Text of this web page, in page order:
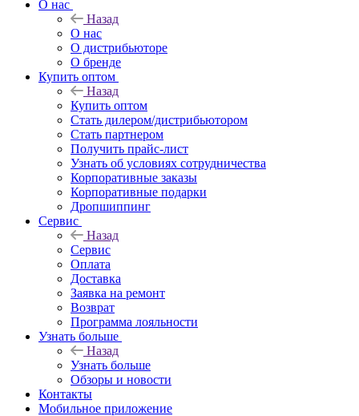
О нас
Назад
О нас
О дистрибьюторе
О бренде
Купить оптом
Назад
Купить оптом
Стать дилером/дистрибьютором
Стать партнером
Получить прайс-лист
Узнать об условиях сотрудничества
Корпоративные заказы
Корпоративные подарки
Дропшиппинг
Сервис
Назад
Сервис
Оплата
Доставка
Заявка на ремонт
Возврат
Программа лояльности
Узнать больше
Назад
Узнать больше
Обзоры и новости
Контакты
Мобильное приложение